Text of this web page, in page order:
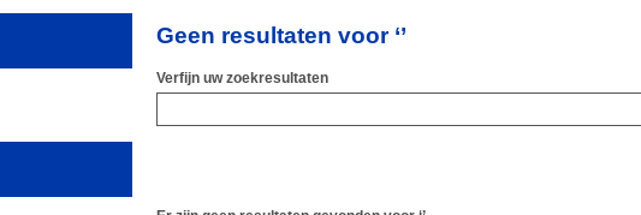
Geen resultaten voor ‘’
Verfijn uw zoekresultaten